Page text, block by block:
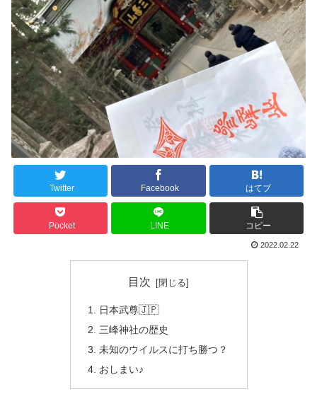
Twitter Facebook はてブ
Pocket LINE コピー
2022.02.22
目次
日本武尊🇯🇵
三峰神社の歴史
未知のウイルスに打ち勝つ？
おしまい♪